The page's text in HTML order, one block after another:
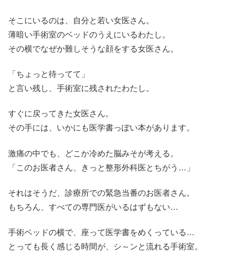
そこにいるのは、自分と若い女医さん。
薄暗い手術室のベッドのうえにいるわたし。
その横でなぜか難しそうな顔をする女医さん。
「ちょっと待ってて」
と言い残し、手術室に残されたわたし。
すぐに戻ってきた女医さん。
その手には、いかにも医学書っぽい本があります。
激痛の中でも、どこか冷めた脳みそが考える。
「このお医者さん、きっと整形外科医とちがう…」
それはそうだ、診療所での緊急当番のお医者さん。
もちろん、すべての専門医がいるはずもない…
手術ベッドの横で、座って医学書をめくっている…
とっても長く感じる時間が、シ～ンと流れる手術室。